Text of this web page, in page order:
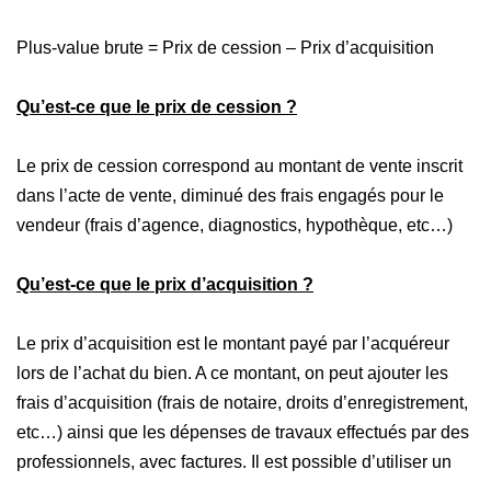
Plus-value brute = Prix de cession – Prix d’acquisition
Qu’est-ce que le prix de cession ?
Le prix de cession correspond au montant de vente inscrit
dans l’acte de vente, diminué des frais engagés pour le
vendeur (frais d’agence, diagnostics, hypothèque, etc…)
Qu’est-ce que le prix d’acquisition ?
Le prix d’acquisition est le montant payé par l’acquéreur
lors de l’achat du bien. A ce montant, on peut ajouter les
frais d’acquisition (frais de notaire, droits d’enregistrement,
etc…) ainsi que les dépenses de travaux effectués par des
professionnels, avec factures. Il est possible d’utiliser un